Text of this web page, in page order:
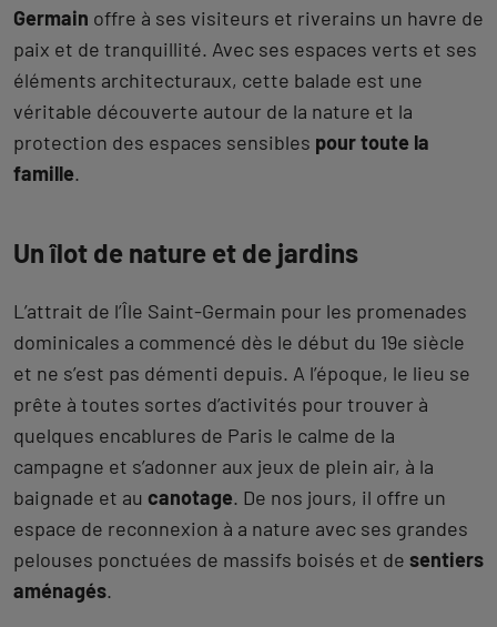
Germain offre à ses visiteurs et riverains un havre de
paix et de tranquillité. Avec ses espaces verts et ses
éléments architecturaux, cette balade est une
véritable découverte autour de la nature et la
protection des espaces sensibles pour toute la
famille.
Un îlot de nature et de jardins
L’attrait de l’Île Saint-Germain pour les promenades
dominicales a commencé dès le début du 19e siècle
et ne s’est pas démenti depuis. A l’époque, le lieu se
prête à toutes sortes d’activités pour trouver à
quelques encablures de Paris le calme de la
campagne et s’adonner aux jeux de plein air, à la
baignade et au canotage. De nos jours, il offre un
espace de reconnexion à a nature avec ses grandes
pelouses ponctuées de massifs boisés et de sentiers
aménagés.